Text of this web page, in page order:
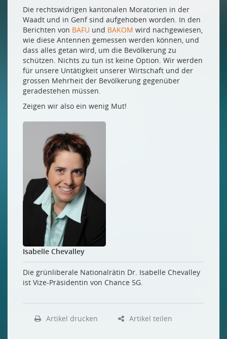
NEUE MITGLIEDER
Google Cloud
Lidan AG
Drucken
Impressum
Die rechtswidrigen kantonalen Moratorien in der
Waadt und in Genf sind aufgehoben worden. In den
Berichten von BAFU und BAKOM wird nachgewiesen,
wie diese Antennen gemessen werden können, und
dass alles getan wird, um die Bevölkerung zu
schützen. Nichts zu tun ist keine Option. Wir werden
für unsere Untätigkeit unserer Wirtschaft und der
grossen Mehrheit der Bevölkerung gegenüber
geradestehen müssen.
Zeigen wir also ein wenig Mut!
Isabelle Chevalley
Die grünliberale Nationalrätin Dr. Isabelle Chevalley
ist Vize-Präsidentin von Chance 5G.
Artikel drucken Artikel teilen